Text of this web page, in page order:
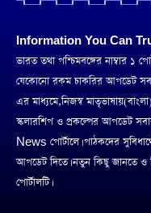
Information You Can
ভারত তথা পশ্চিমবঙ্গের নাম্বার
যেকোনো রকম চাকরির আপডেট
এর মাধ্যমে,নিজস্ব
স্কলারশিপ ও প্রকল্পের আপডেট
News পোর্টালে। পাঠকদের
আপডেট দিতে। নতুন কিছু
পোর্টালটি।